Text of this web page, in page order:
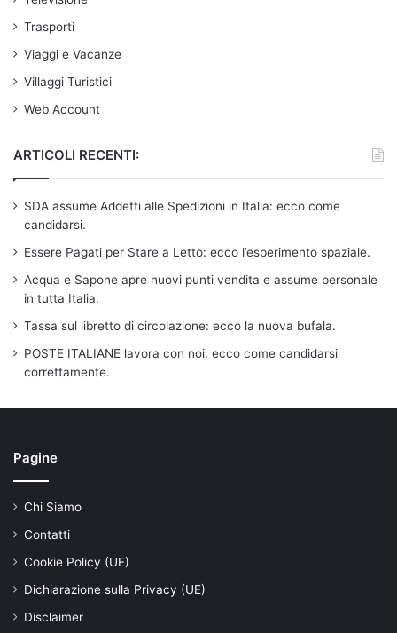
Trasporti
Viaggi e Vacanze
Villaggi Turistici
Web Account
ARTICOLI RECENTI:
SDA assume Addetti alle Spedizioni in Italia: ecco come
candidarsi.
Essere Pagati per Stare a Letto: ecco l’esperimento spaziale.
Acqua e Sapone apre nuovi punti vendita e assume personale
in tutta Italia.
Tassa sul libretto di circolazione: ecco la nuova bufala.
POSTE ITALIANE lavora con noi: ecco come candidarsi
correttamente.
Pagine
Chi Siamo
Contatti
Cookie Policy (UE)
Dichiarazione sulla Privacy (UE)
Disclaimer